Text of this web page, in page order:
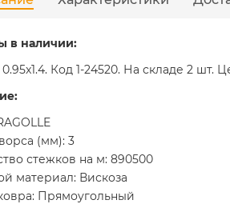
в наличии:
Код 1-24520. На складе 2 шт.
(мм): 3
стежков на м: 890500
материал: Вискоза
Прямоугольный